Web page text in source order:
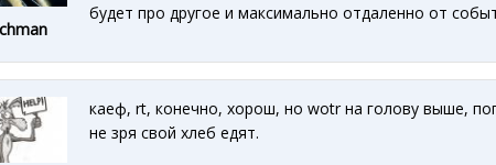
будет про другое и максимально отдаленно от
каеф, rt, конечно, хорош, но wotr на голову выше,
не зря свой хлеб едят.